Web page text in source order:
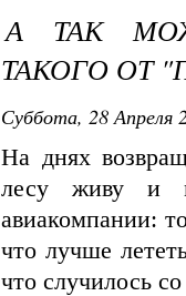
А ТАК
ТАКОГО ОТ
Суббота, 28 Апреля
На днях
лесу живу и
авиакомпании:
что лучше
что случилось